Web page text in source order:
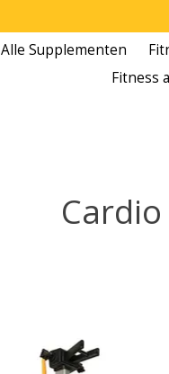
Alle Supplementen
Fitness